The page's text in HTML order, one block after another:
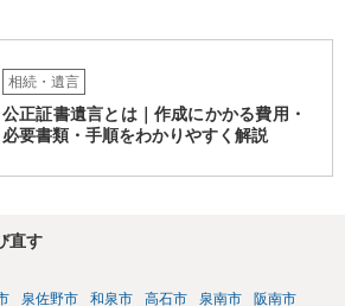
相続・遺言
公正証書遺言とは｜作成にかかる費用・
必要書類・手順をわかりやすく解説
直す
泉佐野市 和泉市 高石市 泉南市
阪南市